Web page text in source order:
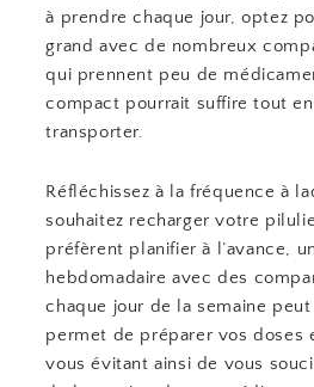
à prendre chaque jour, optez
grand avec de nombreux
qui prennent peu de
compact pourrait suffire tout
transporter.
Réfléchissez à la fréquence à
souhaitez recharger votre
préfèrent planifier à l’avance,
hebdomadaire avec des
chaque jour de la semaine
permet de préparer vos doses
vous évitant ainsi de vous